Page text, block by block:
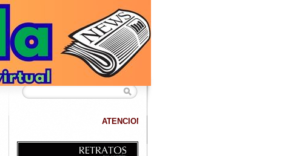
DATANET confirma que hemos superado los 40.000